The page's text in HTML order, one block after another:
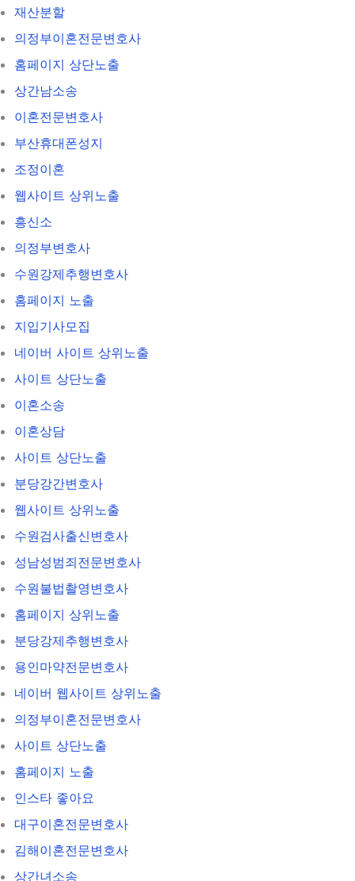
재산분할
의정부이혼전문변호사
홈페이지 상단노출
상간남소송
이혼전문변호사
부산휴대폰성지
조정이혼
웹사이트 상위노출
흥신소
의정부변호사
수원강제추행변호사
홈페이지 노출
지입기사모집
네이버 사이트 상위노출
사이트 상단노출
이혼소송
이혼상담
사이트 상단노출
분당강간변호사
웹사이트 상위노출
수원검사출신변호사
성남성범죄전문변호사
수원불법촬영변호사
홈페이지 상위노출
분당강제추행변호사
용인마약전문변호사
네이버 웹사이트 상위노출
의정부이혼전문변호사
사이트 상단노출
홈페이지 노출
인스타 좋아요
대구이혼전문변호사
김해이혼전문변호사
상간녀소송